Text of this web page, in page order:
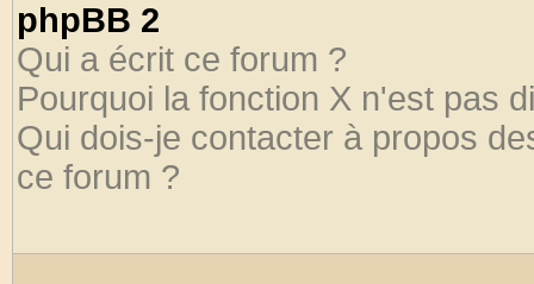
phpBB 2
Qui a écrit ce forum ?
Pourquoi la fonction X n'est pas
Qui dois-je contacter à propos
ce forum ?